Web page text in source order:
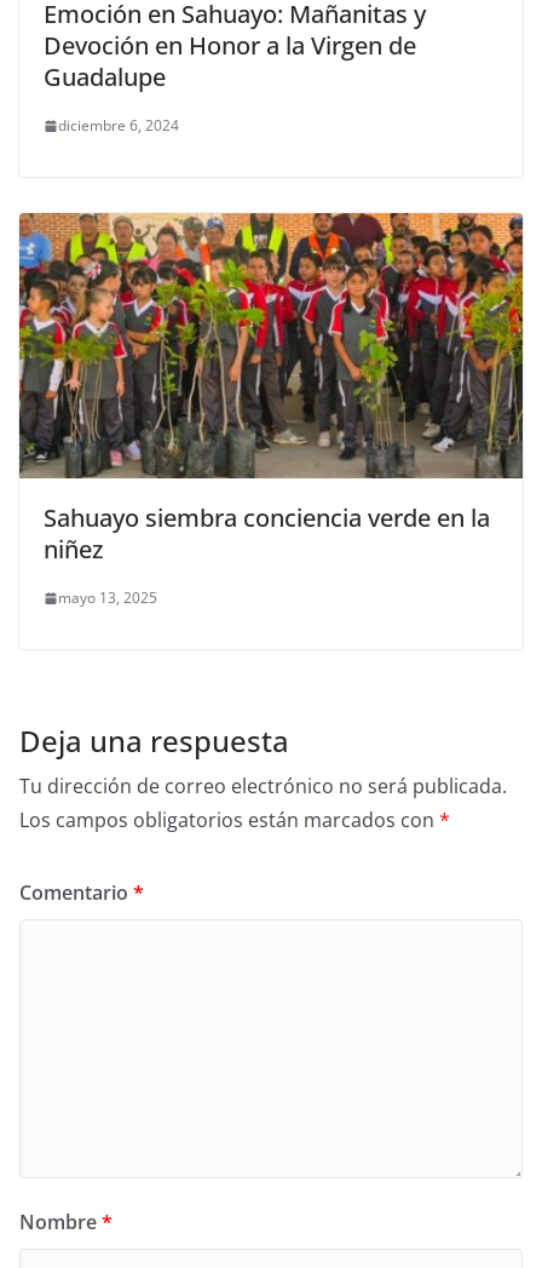
Emoción en Sahuayo: Mañanitas y
Devoción en Honor a la Virgen de
Guadalupe
diciembre 6, 2024
Sahuayo siembra conciencia verde en la
niñez
mayo 13, 2025
Deja una respuesta
Tu dirección de correo electrónico no será publicada.
Los campos obligatorios están marcados con *
Comentario *
Nombre*